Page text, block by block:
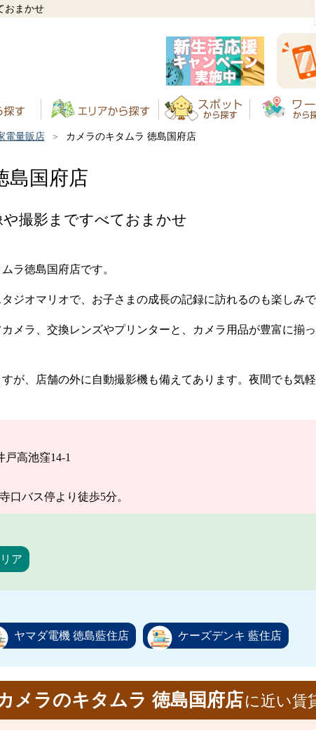
おまかせ
電量販店 カメラのキタムラ 徳島国府店
島国府店
撮影まですべておまかせ
ラ徳島国府店です。
ジオマリオで、お子さまの成長の記録に訪れるのも楽しみ
メラ、交換レンズやプリンターと、カメラ用品が豊富に揃
が、店舗の外に自動撮影機も備えてあります。夜間でも気
戸高池窪14-1
口バス停より徒歩5分。
ア
ヤマダ電機 徳島藍住店 ケーズデンキ 藍住店
メラのキタムラ 徳島国府店に近い賃